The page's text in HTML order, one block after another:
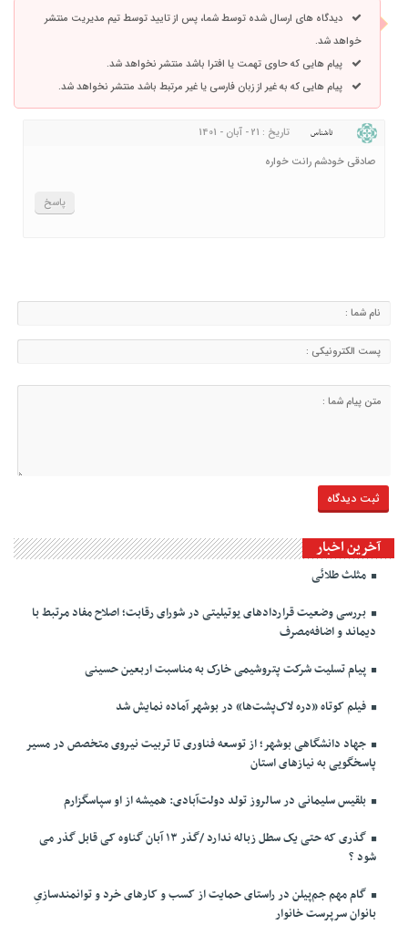
دیدگاه های ارسال شده توسط شما، پس از تایید توسط تیم مدیریت منتشر
خواهد شد.
پیام هایی که حاوی تهمت یا افترا باشد منتشر نخواهد شد.
پیام هایی که به غیر از زبان فارسی یا غیر مرتبط باشد منتشر نخواهد شد.
ناشناس
تاریخ : 21 - آبان - 1401
صادقی خودشم رانت خواره
پاسخ
آخرین اخبار
مثلث طلائی
بررسی وضعیت قراردادهای یوتیلیتی در شورای رقابت؛ اصلاح مفاد مرتبط با
دیماند و اضافه‌مصرف
پیام تسلیت شرکت پتروشیمی خارک به مناسبت اربعین حسینی
فیلم کوتاه «دره لاک‌پشت‌ها» در بوشهر آماده نمایش شد
جهاد دانشگاهی بوشهر؛ از توسعه فناوری تا تربیت نیروی متخصص در مسیر
پاسخگویی به نیازهای استان
بلقیس سلیمانی در سالروز تولد دولت‌آبادی: همیشه از او سپاسگزارم
گذری که حتی یک سطل زباله ندارد /گذر ۱۳ آبان گناوه کی قابل گذر می
شود ؟
گام مهم جم‌پیلن در راستای حمایت از کسب و کارهای خرد و توانمندسازیِ
بانوان سرپرست خانوار